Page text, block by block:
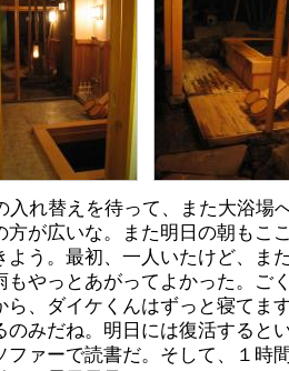
入れ替えを待って、また大浴場
方が広いな。また明日の朝もこ
よう。最初、一人いたけど、ま
もやっとあがってよかった。ご
ら、ダイケくんはずっと寝てま
のみだね。明日には復活すると
ファーで読書だ。そして、１時